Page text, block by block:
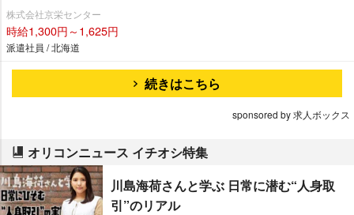
株式会社京栄センター
時給1,300円～1,625円
派遣社員 / 北海道
続きはこちら
sponsored by 求人ボックス
オリコンニュース イチオシ特集
川島海荷さんと学ぶ 日常に潜む“人身取
引”のリアル